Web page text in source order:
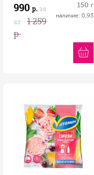
Россия
990 р. за
кг
1 259
р.
150 г
наличие: 0,93